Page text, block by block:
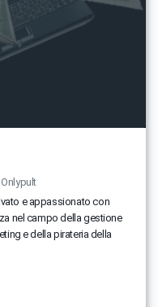
e appassionato con
nel campo della gestione
e della pirateria della